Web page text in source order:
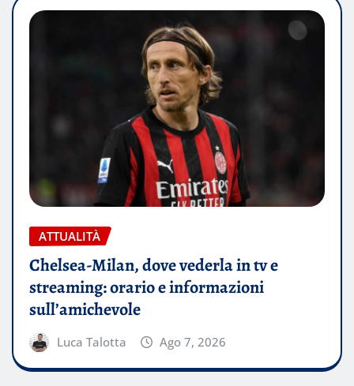
ATTUALITÀ
Chelsea-Milan, dove vederla in tv e
streaming: orario e informazioni
sull’amichevole
Luca Talotta Ago 7, 2026